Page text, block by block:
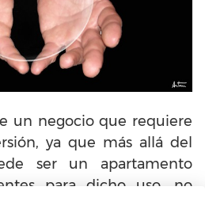
un negocio que requiere
ya que más allá del
ser un apartamento
para dicho uso, no